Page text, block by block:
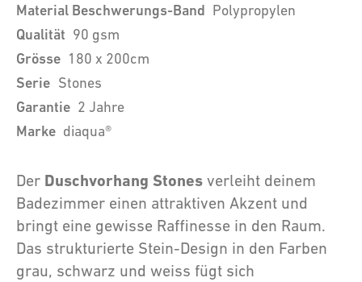
Material Beschwerungs-Band Polypropylen
Qualität 90 gsm
Grösse 180 x 200cm
Serie Stones
Garantie 2 Jahre
Marke diaqua®
Der Duschvorhang Stones verleiht deinem
Badezimmer einen attraktiven Akzent und
bringt eine gewisse Raffinesse in den Raum.
Das strukturierte Stein-Design in den Farben
grau, schwarz und weiss fügt sich